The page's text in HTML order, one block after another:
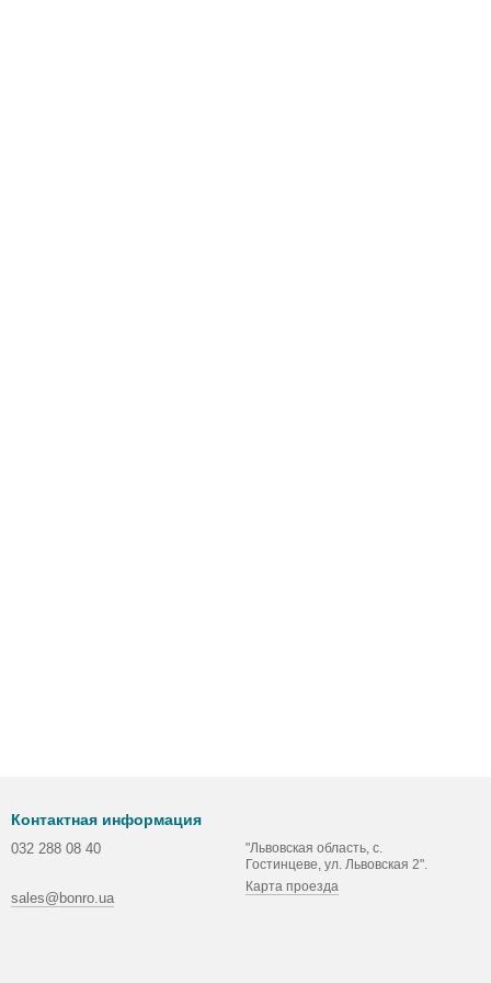
Контактная информация
032 288 08 40
sales@bonro.ua
"Львовская область, с.
Гостинцеве, ул. Львовская 2".
Карта проезда